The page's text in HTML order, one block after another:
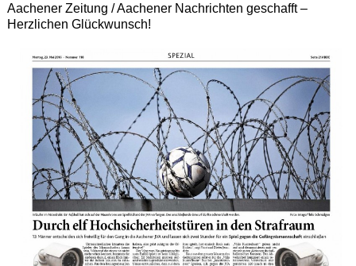
Aachener Zeitung / Aachener Nachrichten geschafft –
Herzlichen Glückwunsch!